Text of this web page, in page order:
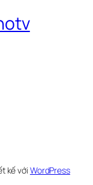
kế với WordPress